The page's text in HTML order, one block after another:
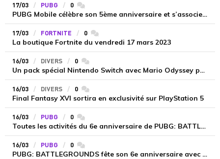
17/03 PUBG 0 commentaires
PUBG Mobile célèbre son 5ème anniversaire et s’associe à Bugatti
17/03 FORTNITE 0 commentaires
La boutique Fortnite du vendredi 17 mars 2023
16/03 DIVERS 0 commentaires
Un pack spécial Nintendo Switch avec Mario Odyssey pour la sortie de Super Mario Bros, le film
16/03 DIVERS 0 commentaires
Final Fantasy XVI sortira en exclusivité sur PlayStation 5
16/03 PUBG 0 commentaires
Toutes les activités du 6e anniversaire de PUBG: BATTLEGROUNDS dévoilées
16/03 PUBG 0 commentaires
PUBG: BATTLEGROUNDS fête son 6e anniversaire avec des Twitch Rivals le 21 mars